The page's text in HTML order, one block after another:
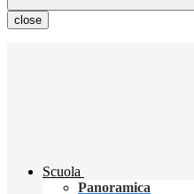
close
Scuola
Panoramica